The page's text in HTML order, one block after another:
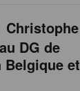
Christophe
DG de
Belgique et